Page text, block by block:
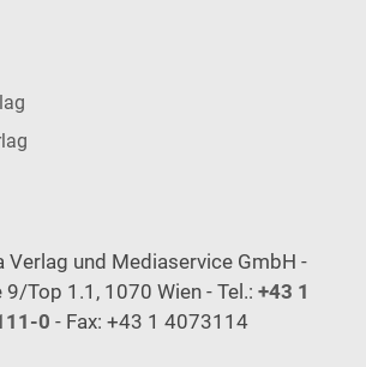
und Mediaservice GmbH -
Top 1.1, 1070 Wien - Tel.: +43 1
0 - Fax: +43 1 4073114